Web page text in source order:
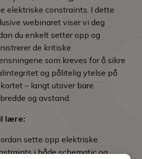
elektriske constraints. I dette
webinaret viser vi deg
du enkelt setter opp og
de kritiske
som kreves for å sikre
og pålitelig ytelse på
– langt utover bare
og avstand.
lære:
sette opp elektriske
i både schematic og